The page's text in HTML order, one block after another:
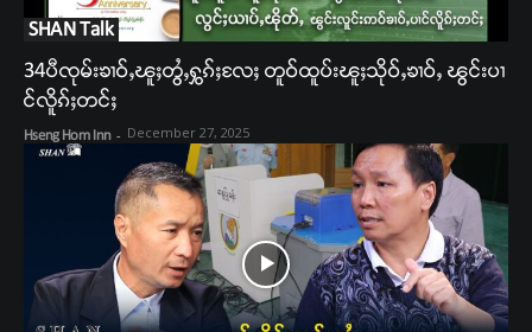
SHAN Talk
34ပီၸုမ်းၶၢဝ်ႇၽူႈတွႆႇႁွၵ်ႈလႄႈ တူဝ်ထူပ်းၽူႈသိုဝ်ႇၶၢဝ်ႇ ၽွင်းပၢ
င်လိူၵ်ႈတင်ႈ
Hseng Hom Inn - December 27, 2025